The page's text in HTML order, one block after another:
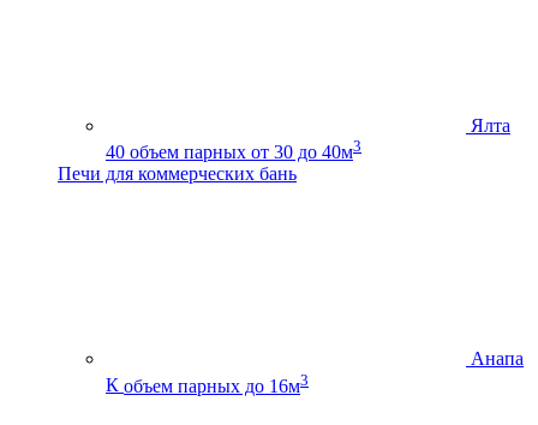
Ялта
40 объем парных от 30 до 40м3
Печи для коммерческих бань
Анапа
К объем парных до 16м3